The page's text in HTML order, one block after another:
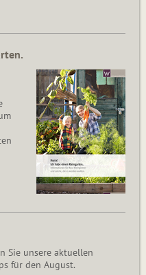
Sie unsere aktuellen
für den August.